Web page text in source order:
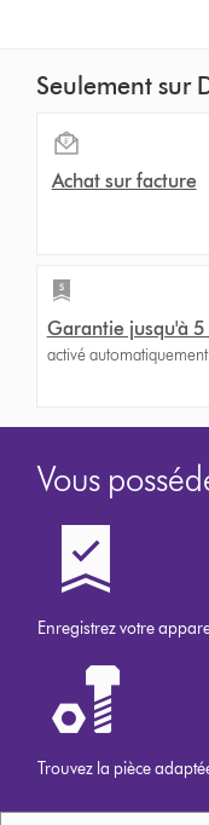
Seulement sur
Achat sur facture
Garantie jusqu'à 5
activé automatiquement
Vous
Enregistrez votre
Trouvez la pièce